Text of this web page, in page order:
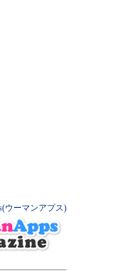
ウーマンアプス)